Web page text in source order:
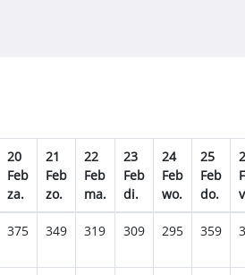
20
Feb
za.
21
Feb
zo.
22
Feb
ma.
23
Feb
di.
24
Feb
wo.
25
Feb
do.
375 349 319 309 295 359